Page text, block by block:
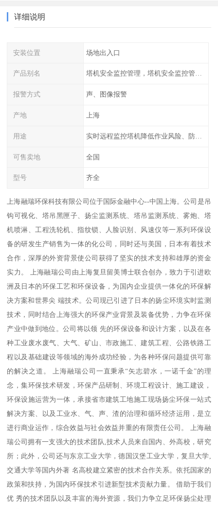
详细说明
安装位置 场地出入口
产品别名 塔机安全监控管理，塔机安全监控管理系统，特种设备安全管理系统
报警方式 声、图像报警
产地 上海
用途 实时远程监控塔机降低作业风险、防止塔群间碰撞
可售卖地 全国
型号 齐全
上海融瑞环保科技有限公司位于国际金融中心--中国上海。公司是吊
钩可视化、塔吊黑匣子、扬尘监测系统、塔吊监测系统、雾炮、塔
机喷淋、工程洗轮机、指纹锁、人脸识别、风速仪等一系列环保设
备的研发生产销售为一体的化公司，同时还与美国，日本有着技术
合作，深厚的外资背景使公司获得了坚实的技术支持和雄厚的资金
实力。 上海融瑞公司由上海复旦留美博士联合创办，致力于引进欧
洲及日本的环保工艺和环保设备，为国内企业提供一体化的环保解
决方案和世界尖 端技术。公司现已引进了日本的扬尘环境实时监测
技术，同时结合上海强大的环保产业背景及装备优势，力争在环保
产业中做到地位。公司将以领 先的环保设备和设计方案，以及在各
种工业废水废气、大气、矿山、市政施工、建筑工程、公路铁路工
程以及基础建设等领域的海外成功经验，为各种环保问题提供可靠
的解决之道。 上海融瑞公司一直秉承“矢志碧水，一诺千金”的理
念，集环保技术研发，环保产品研制、环境工程设计、施工建设，
环保设施运营为一体，承接省市建筑工地施工现场扬尘环保一站式
解决方案、以及工业水、气、声、渣的治理和循环经济运用，是立
进行商业运作，综合效益与社会效益并重的有限责任公司。 上海融
瑞公司拥有一支强大的技术团队,技术人员来自国内、外高校，研究
所；此外，公司还与东京工业大学，德国汉堡工业大学，复旦大学,
交通大学等国内外著 名高校建立紧密的技术合作关系。依托国家的
政策和扶持，为国内环保技术引进新型技术贡献力量。 借助于我们
优 秀的技术团队以及丰富的海外资源，我们力争立足环保扬尘处理